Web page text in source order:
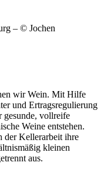
– © Jochen
wir Wein. Mit Hilfe
und Ertragsregulierung
gesunde, vollreife
Weine entstehen.
der Kellerarbeit ihre
kleinen
aus.